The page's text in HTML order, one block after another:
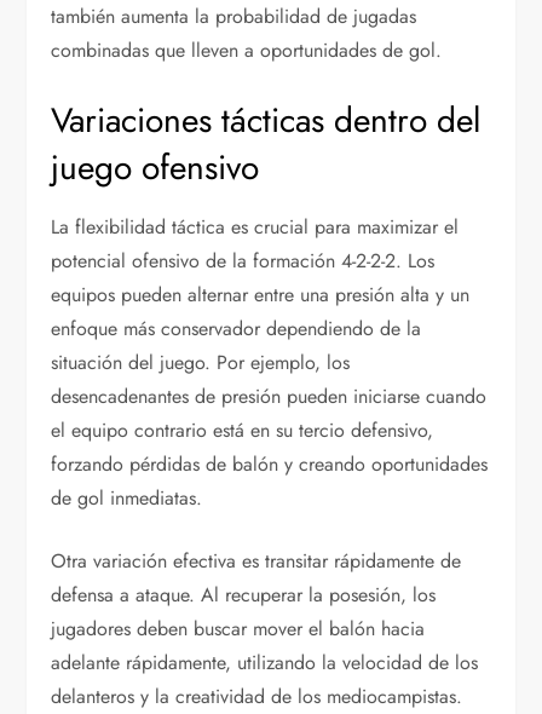
también aumenta la probabilidad de jugadas
combinadas que lleven a oportunidades de gol.
Variaciones tácticas dentro del
juego ofensivo
La flexibilidad táctica es crucial para maximizar el
potencial ofensivo de la formación 4-2-2-2. Los
equipos pueden alternar entre una presión alta y un
enfoque más conservador dependiendo de la
situación del juego. Por ejemplo, los
desencadenantes de presión pueden iniciarse cuando
el equipo contrario está en su tercio defensivo,
forzando pérdidas de balón y creando oportunidades
de gol inmediatas.
Otra variación efectiva es transitar rápidamente de
defensa a ataque. Al recuperar la posesión, los
jugadores deben buscar mover el balón hacia
adelante rápidamente, utilizando la velocidad de los
delanteros y la creatividad de los mediocampistas.